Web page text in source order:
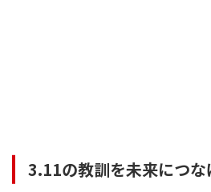
3.11の教訓を未来につ